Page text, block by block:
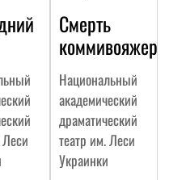
Смерть
коммивояжера
Национальный
академический
драматический
театр им. Леси
Украинки